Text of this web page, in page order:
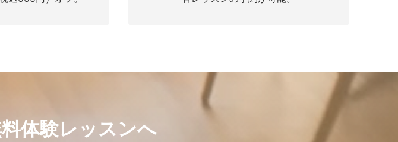
体験レッスンへ